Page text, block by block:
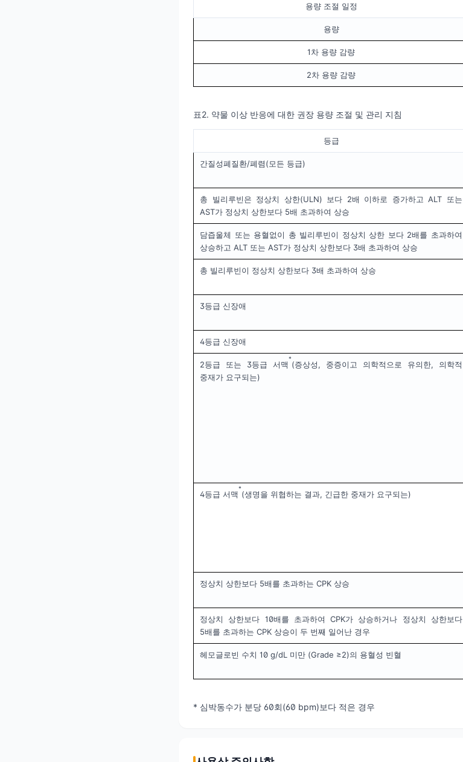
용량 조절 일정
용량
1차 용량 감량
2차 용량 감량
표2. 약물 이상 반응에 대한 권장 용량 조절 및 관리 지침
등급
간질성폐질환/폐렴(모든 등급)
총 빌리루빈은 정상치 상한(ULN) 보다 2배 이하로 증가하고 ALT 또는
AST가 정상치 상한보다 5배 초과하여 상승
담즙울체 또는 용혈없이 총 빌리루빈이 정상치 상한 보다 2배를 초과하여
상승하고 ALT 또는 AST가 정상치 상한보다 3배 초과하여 상승
총 빌리루빈이 정상치 상한보다 3배 초과하여 상승
3등급 신장애
4등급 신장애
2등급 또는 3등급 서맥
*
(증상성, 중증이고 의학적으로 유의한, 의학적
중재가 요구되는)
4등급 서맥
*
(생명을 위협하는 결과, 긴급한 중재가 요구되는)
정상치 상한보다 5배를 초과하는 CPK 상승
정상치 상한보다 10배를 초과하여 CPK가 상승하거나 정상치 상한보다
5배를 초과하는 CPK 상승이 두 번째 일어난 경우
헤모글로빈 수치 10 g/dL 미만 (Grade ≥2)의 용혈성 빈혈
* 심박동수가 분당 60회(60 bpm)보다 적은 경우